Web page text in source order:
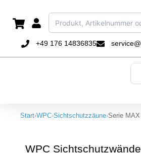
Inhalt
springen
+49 176 14836835
Start›WPC-Sichtschutzzäune›Serie MAX
WPC